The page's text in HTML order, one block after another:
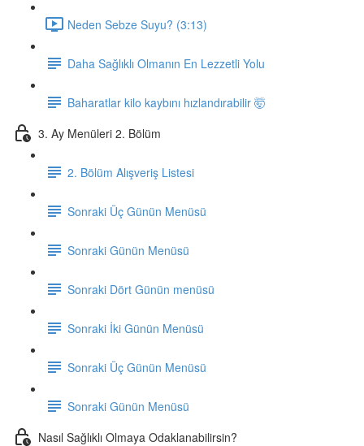
Neden Sebze Suyu? (3:13)
Daha Sağlıklı Olmanın En Lezzetli Yolu
Baharatlar kilo kaybını hızlandırabilir 🤯
3. Ay Menüleri 2. Bölüm
2. Bölüm Alışveriş Listesi
Sonraki Üç Günün Menüsü
Sonraki Günün Menüsü
Sonraki Dört Günün menüsü
Sonraki İki Günün Menüsü
Sonraki Üç Günün Menüsü
Sonraki Günün Menüsü
Nasıl Sağlıklı Olmaya Odaklanabilirsin?